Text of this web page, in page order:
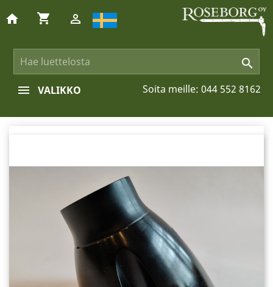

home shopping_cart 
Soita meille: 044 552 8162
VALIKKO